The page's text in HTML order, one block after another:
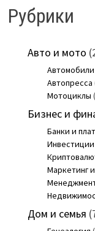
Рубрики
Авто и мото
Автомобили
Автопресса
Мотоциклы
Бизнес и
Банки и
Инвестиции
Маркетинг
Дом и семья